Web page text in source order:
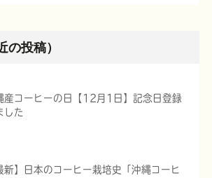
の投稿）
産コーヒーの日【12月1日】記念日登録
した
新】日本のコーヒー栽培史「沖縄コーヒ